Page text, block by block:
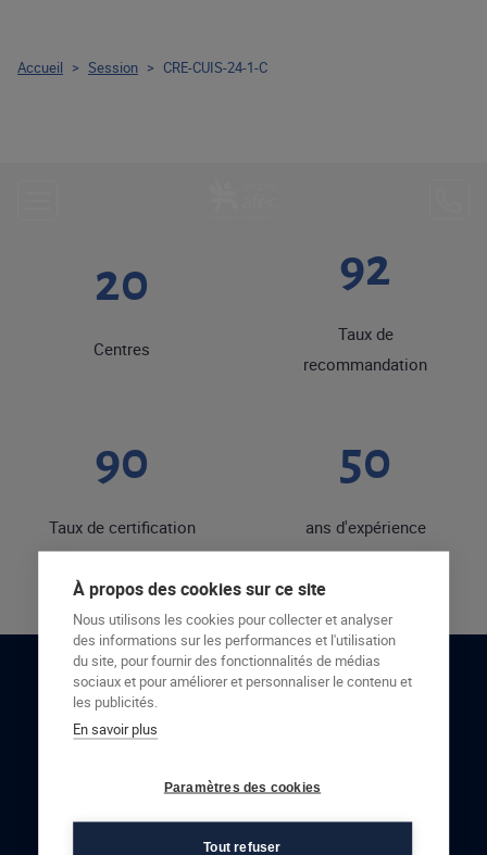
20
Centres
92
Taux de
recommandation
90
Taux de certification
50
ans d'expérience
RESTONS EN CONTACT
Accueil > Session > CRE-CUIS-24-1-C
À propos des cookies sur ce site
Nous utilisons les cookies pour collecter et analyser
des informations sur les performances et l'utilisation
du site, pour fournir des fonctionnalités de médias
sociaux et pour améliorer et personnaliser le contenu et
les publicités.
En savoir plus
Paramètres des cookies
Tout refuser